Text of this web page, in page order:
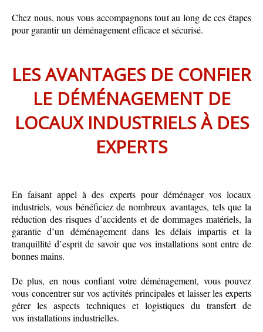
Chez nous, nous vous accompagnons tout au long de ces étapes
pour garantir un déménagement efficace et sécurisé.
LES AVANTAGES DE CONFIER
LE DÉMÉNAGEMENT DE
LOCAUX INDUSTRIELS À DES
EXPERTS
En faisant appel à des experts pour déménager vos locaux
industriels, vous bénéficiez de nombreux avantages, tels que la
réduction des risques d’accidents et de dommages matériels, la
garantie d’un déménagement dans les délais impartis et la
tranquillité d’esprit de savoir que vos installations sont entre de
bonnes mains.
De plus, en nous confiant votre déménagement, vous pouvez
vous concentrer sur vos activités principales et laisser les experts
gérer les aspects techniques et logistiques du transfert de
vos installations industrielles.